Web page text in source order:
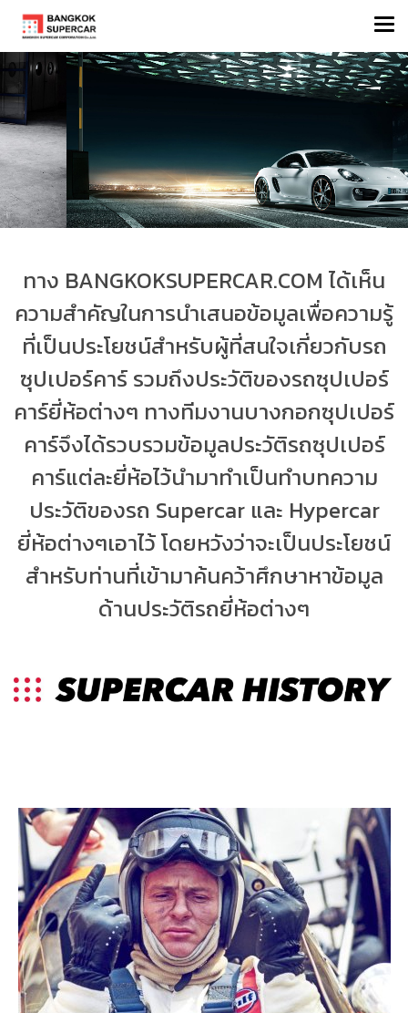
ทาง BANGKOKSUPERCAR.COM ได้เห็น
ความสำคัญในการนำเสนอข้อมูลเพื่อความรู้
ที่เป็นประโยชน์สำหรับผู้ที่สนใจเกี่ยวกับรถ
ซุปเปอร์คาร์ รวมถึงประวัติของรถซุปเปอร์
คาร์ยี่ห้อต่างๆ ทางทีมงานบางกอกซุปเปอร์
คาร์จึงได้รวบรวมข้อมูลประวัติรถซุปเปอร์
คาร์แต่ละยี่ห้อไว้นำมาทำเป็นทำบทความ
ประวัติของรถ Supercar และ Hypercar
ยี่ห้อต่างๆเอาไว้ โดยหวังว่าจะเป็นประโยชน์
สำหรับท่านที่เข้ามาค้นคว้าศึกษาหาข้อมูล
ด้านประวัติรถยี่ห้อต่างๆ